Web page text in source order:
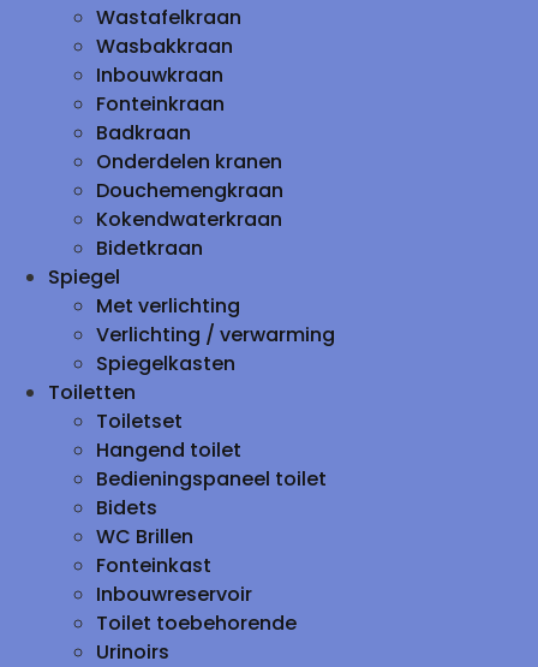
Wastafelkraan
Wasbakkraan
Inbouwkraan
Fonteinkraan
Badkraan
Onderdelen kranen
Douchemengkraan
Kokendwaterkraan
Bidetkraan
Spiegel
Met verlichting
Verlichting / verwarming
Spiegelkasten
Toiletten
Toiletset
Hangend toilet
Bedieningspaneel toilet
Bidets
WC Brillen
Fonteinkast
Inbouwreservoir
Toilet toebehorende
Urinoirs